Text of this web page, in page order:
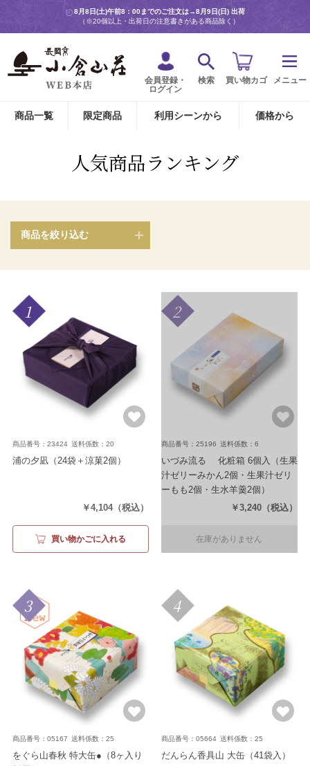
8月8日(土)午前8：00までのご注文は→8月9日(日) 出荷
（※20個以上・出荷日の注意書きがある商品除く）
会員登録・
ログイン
検索 買い物カゴ メニュー
商品一覧 限定商品 利用シーンから 価格から
人気商品ランキング
商品を絞り込む
1
商品番号：23424 送料係数：20
浦の夕凪（24袋＋涼菓2個）
￥4,104（税込）
買い物かごに入れる
2
商品番号：25196 送料係数：6
いづみ流るゝ 化粧箱 6個入
（生果
汁ゼリーみかん2個・生果汁ゼリ
ーもも2個・生水羊羹2個）
￥3,240 （税込）
在庫がありません
3
商品番号：05167 送料係数：25
をぐら山春秋 特大缶● （8ヶ入り
4
商品番号：05664 送料係数：25
だんらん香具山 大缶（41袋入）